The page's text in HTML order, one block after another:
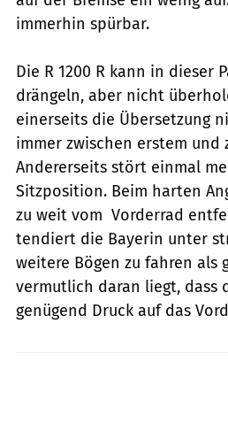
immerhin spürbar.
Die R 1200 R kann in dieser
drängeln, aber nicht
einerseits die Übersetzung
immer zwischen erstem und
Andererseits stört einmal
Sitzposition. Beim harten
zu weit vom Vorderrad
tendiert die Bayerin unter
weitere Bögen zu fahren als
vermutlich daran liegt, dass
genügend Druck auf das